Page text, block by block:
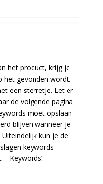
het product, krijg je
het gevonden wordt.
een sterretje. Let er
de volgende pagina
moet opslaan
blijven wanneer je
kun je de
keywords
Keywords’.